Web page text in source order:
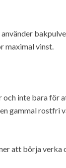
maximal vinst.
inte bara för
gammal rostfri
att börja verka